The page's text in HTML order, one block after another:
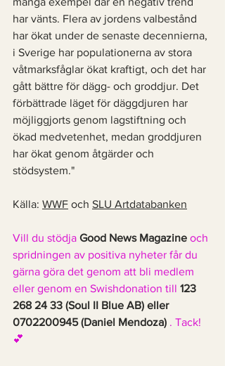
har vänts. Flera av jordens valbestånd
har ökat under de senaste decennierna,
i Sverige har populationerna av stora
våtmarksfåglar ökat kraftigt, och det har
gått bättre för dägg- och groddjur. Det
förbättrade läget för däggdjuren har
möjliggjorts genom lagstiftning och
ökad medvetenhet, medan groddjuren
har ökat genom åtgärder och
stödsystem."
Källa: WWF och SLU Artdatabanken
Vill du stödja Good News Magazine och
spridningen av positiva nyheter får du
gärna göra det genom att bli medlem
eller genom en Swishdonation till 123
268 24 33 (Soul II Blue AB) eller
0702200945 (Daniel Mendoza) . Tack!
💕